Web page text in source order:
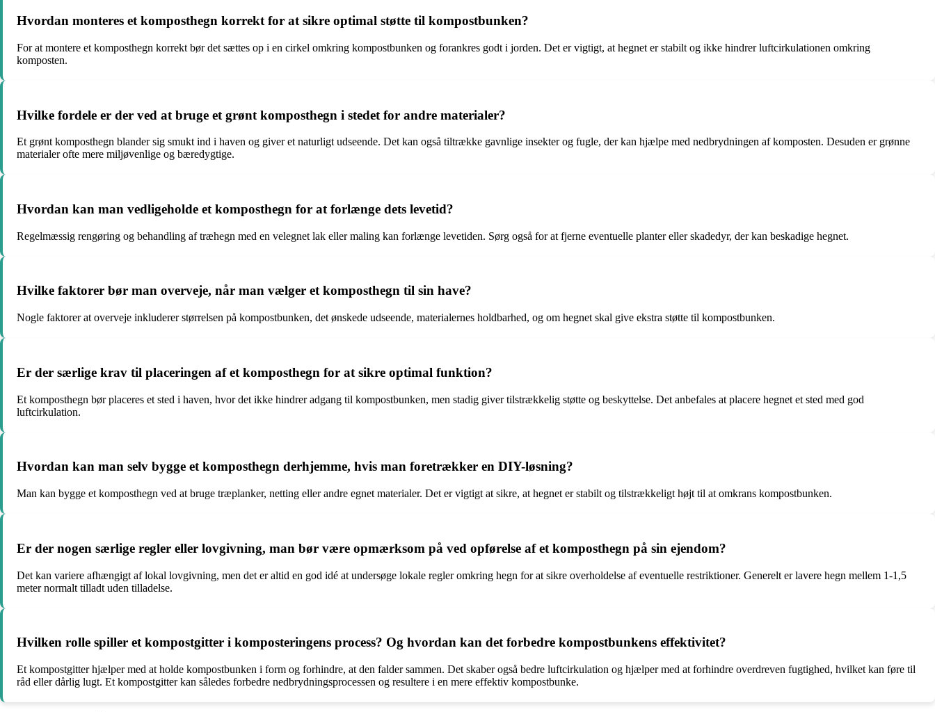
Hvordan monteres et komposthegn korrekt for at sikre optimal støtte til kompostbunken?
For at montere et komposthegn korrekt bør det sættes op i en cirkel omkring kompostbunken og forankres godt i jorden. Det er vigtigt, at hegnet er stabilt og ikke hindrer luftcirkulationen omkring
komposten.
Hvilke fordele er der ved at bruge et grønt komposthegn i stedet for andre materialer?
Et grønt komposthegn blander sig smukt ind i haven og giver et naturligt udseende. Det kan også tiltrække gavnlige insekter og fugle, der kan hjælpe med nedbrydningen af komposten. Desuden er grønne
materialer ofte mere miljøvenlige og bæredygtige.
Hvordan kan man vedligeholde et komposthegn for at forlænge dets levetid?
Regelmæssig rengøring og behandling af træhegn med en velegnet lak eller maling kan forlænge levetiden. Sørg også for at fjerne eventuelle planter eller skadedyr, der kan beskadige hegnet.
Hvilke faktorer bør man overveje, når man vælger et komposthegn til sin have?
Nogle faktorer at overveje inkluderer størrelsen på kompostbunken, det ønskede udseende, materialernes holdbarhed, og om hegnet skal give ekstra støtte til kompostbunken.
Er der særlige krav til placeringen af et komposthegn for at sikre optimal funktion?
Et komposthegn bør placeres et sted i haven, hvor det ikke hindrer adgang til kompostbunken, men stadig giver tilstrækkelig støtte og beskyttelse. Det anbefales at placere hegnet et sted med god
luftcirkulation.
Hvordan kan man selv bygge et komposthegn derhjemme, hvis man foretrækker en DIY-løsning?
Man kan bygge et komposthegn ved at bruge træplanker, netting eller andre egnet materialer. Det er vigtigt at sikre, at hegnet er stabilt og tilstrækkeligt højt til at omkrans kompostbunken.
Er der nogen særlige regler eller lovgivning, man bør være opmærksom på ved opførelse af et komposthegn på sin ejendom?
Det kan variere afhængigt af lokal lovgivning, men det er altid en god idé at undersøge lokale regler omkring hegn for at sikre overholdelse af eventuelle restriktioner. Generelt er lavere hegn mellem 1-1,5
meter normalt tilladt uden tilladelse.
Hvilken rolle spiller et kompostgitter i komposteringens process? Og hvordan kan det forbedre kompostbunkens effektivitet?
Et kompostgitter hjælper med at holde kompostbunken i form og forhindre, at den falder sammen. Det skaber også bedre luftcirkulation og hjælper med at forhindre overdreven fugtighed, hvilket kan føre til
råd eller dårlig lugt. Et kompostgitter kan således forbedre nedbrydningsprocessen og resultere i en mere effektiv kompostbunke.